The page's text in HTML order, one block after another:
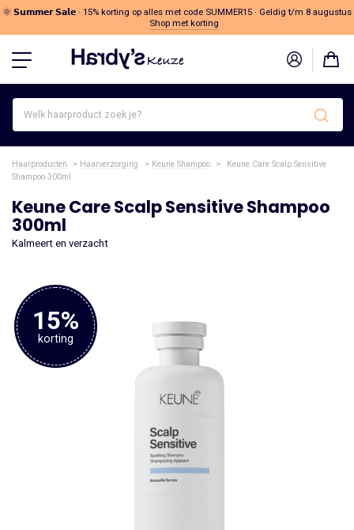
🌞 𝗦𝘂𝗺𝗺𝗲𝗿 𝗦𝗮𝗹𝗲 · 15% korting op alles met code SUMMER15 · Geldig t/m 8 augustus
Shop met korting
haarproduct
zoek
je?
Haarproducten > Haarverzorging > Keune Shampoo >
Keune Care Scalp Sensitive
Shampoo 300ml
Keune Care Scalp Sensitive Shampoo
300ml
Kalmeert en verzacht
15%
korting